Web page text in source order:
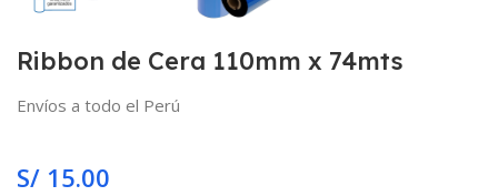
Ribbon de Cera 110mm x 74mts
Envíos a todo el Perú
S/ 15.00